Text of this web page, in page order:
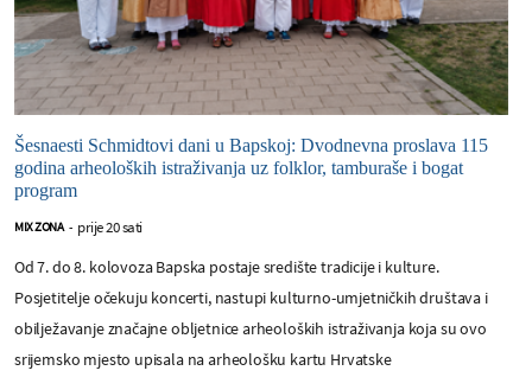
Šesnaesti Schmidtovi dani u Bapskoj: Dvodnevna proslava 115
godina arheoloških istraživanja uz folklor, tamburaše i bogat
program
MIX ZONA - prije 20 sati
Od 7. do 8. kolovoza Bapska postaje središte tradicije i kulture.
Posjetitelje očekuju koncerti, nastupi kulturno-umjetničkih društava i
obilježavanje značajne obljetnice arheoloških istraživanja koja su ovo
srijemsko mjesto upisala na arheološku kartu Hrvatske